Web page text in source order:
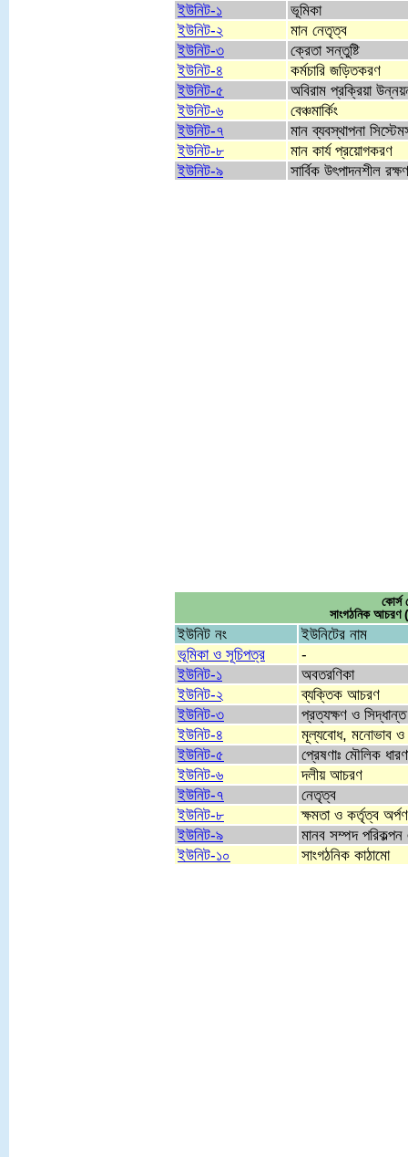
ইউনিট-১
ভূমিকা
ইউনিট-২
মান নেতৃত্ব
ইউনিট-৩
ক্রেতা সন্তুষ্টি
ইউনিট-৪
কর্মচারি জড়িতকরণ
ইউনিট-৫
অবিরাম প্রক্রিয়া
ইউনিট-৬
বেঞ্চমার্কিং
ইউনিট-৭
মান ব্যবস্থাপনা
ইউনিট-৮
মান কার্য প্রয়োগকরণ
ইউনিট-৯
সার্বিক উৎপাদনশীল
সাংগঠনিক
ইউনিট নং
ইউনিটের নাম
ভূমিকা ও সূচিপত্র
-
ইউনিট-১
অবতরণিকা
ইউনিট-২
ব্যক্তিক আচরণ
ইউনিট-৩
প্রত্যক্ষণ ও
ইউনিট-৪
মূল্যবোধ, মনোভাব ও
ইউনিট-৫
প্রেষণাঃ মৌলিক
ইউনিট-৬
দলীয় আচরণ
ইউনিট-৭
নেতৃত্ব
ইউনিট-৮
ক্ষমতা ও কর্তৃত্ব অর্পণ
ইউনিট-৯
মানব সম্পদ পরিকল্পন
ইউনিট-১০
সাংগঠনিক কাঠামো